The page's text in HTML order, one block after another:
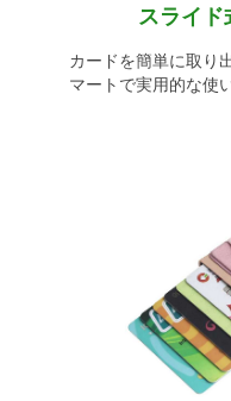
スライド
カードを簡単に取り
マートで実用的な使